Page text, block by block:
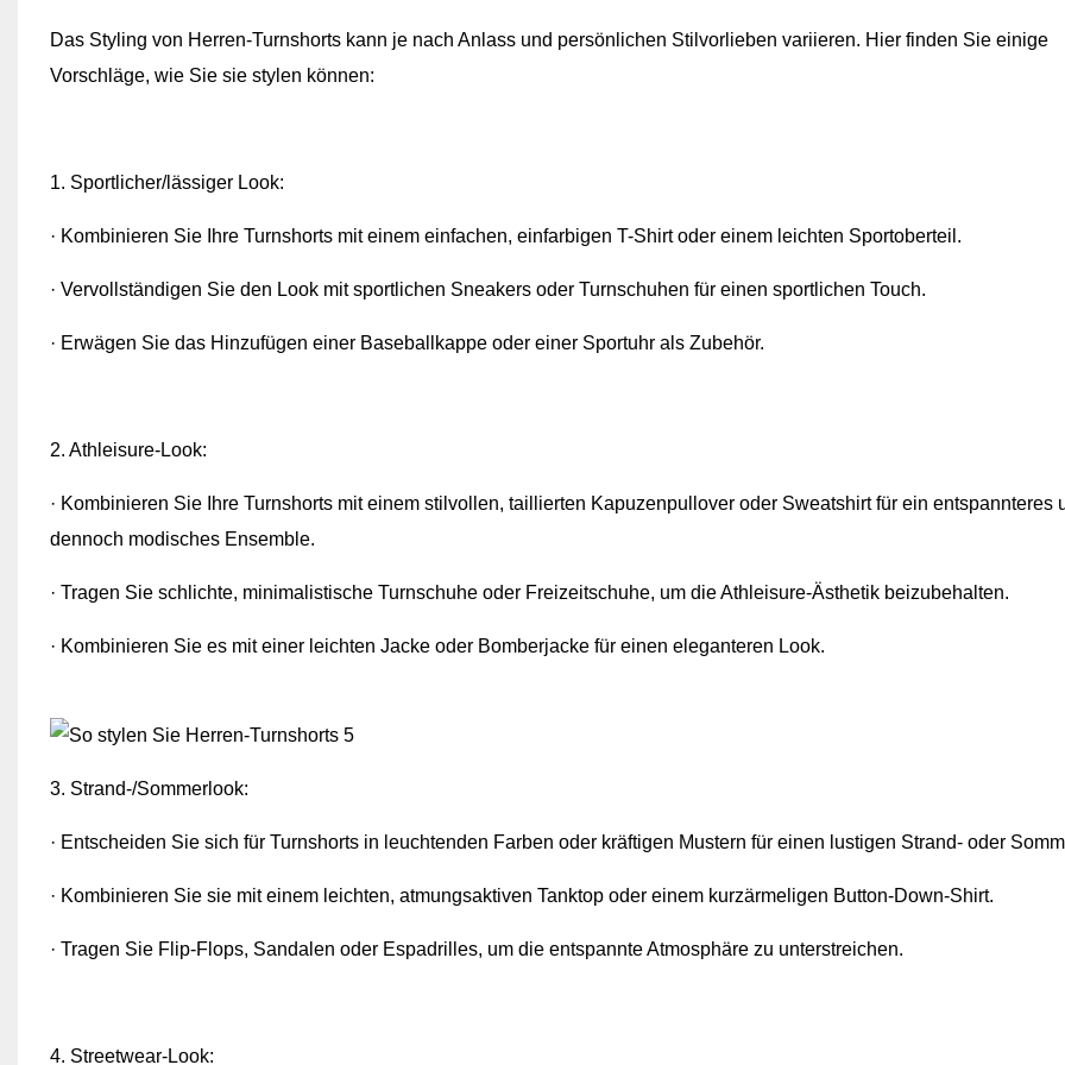
Das Styling von Herren-Turnshorts kann je nach Anlass und persönlichen Stilvorlieben variieren. Hier finden Sie einige
Vorschläge, wie Sie sie stylen können:
1. Sportlicher/lässiger Look:
· Kombinieren Sie Ihre Turnshorts mit einem einfachen, einfarbigen T-Shirt oder einem leichten Sportoberteil.
· Vervollständigen Sie den Look mit sportlichen Sneakers oder Turnschuhen für einen sportlichen Touch.
· Erwägen Sie das Hinzufügen einer Baseballkappe oder einer Sportuhr als Zubehör.
2. Athleisure-Look:
· Kombinieren Sie Ihre Turnshorts mit einem stilvollen, taillierten Kapuzenpullover oder Sweatshirt für ein entspannteres
dennoch modisches Ensemble.
· Tragen Sie schlichte, minimalistische Turnschuhe oder Freizeitschuhe, um die Athleisure-Ästhetik beizubehalten.
· Kombinieren Sie es mit einer leichten Jacke oder Bomberjacke für einen eleganteren Look.
3. Strand-/Sommerlook:
· Entscheiden Sie sich für Turnshorts in leuchtenden Farben oder kräftigen Mustern für einen lustigen Strand- oder
· Kombinieren Sie sie mit einem leichten, atmungsaktiven Tanktop oder einem kurzärmeligen Button-Down-Shirt.
· Tragen Sie Flip-Flops, Sandalen oder Espadrilles, um die entspannte Atmosphäre zu unterstreichen.
4. Streetwear-Look: